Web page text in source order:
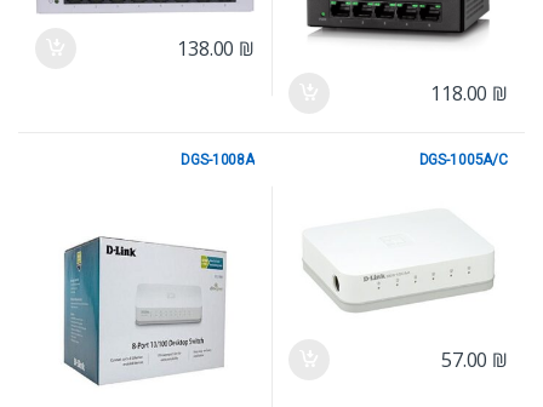
118.00 ₪
138.00 ₪
DGS-1005A/C
57.00 ₪
DGS-1008A